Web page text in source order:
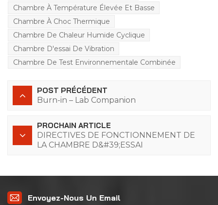
Chambre À Température Élevée Et Basse
Chambre À Choc Thermique
Chambre De Chaleur Humide Cyclique
Chambre D'essai De Vibration
Chambre De Test Environnementale Combinée
POST PRÉCÉDENT
Burn-in – Lab Companion
PROCHAIN ARTICLE
DIRECTIVES DE FONCTIONNEMENT DE
LA CHAMBRE D&#39;ESSAI
Envoyez-Nous Un Email